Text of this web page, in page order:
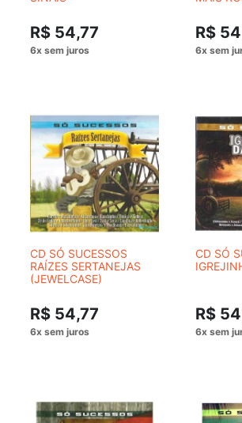
R$ 54,77 R$
CD SÓ SUCESSOS
RAÍZES SERTANEJAS
(JEWELCASE)
R$ 54,77
CD SÓ
R$